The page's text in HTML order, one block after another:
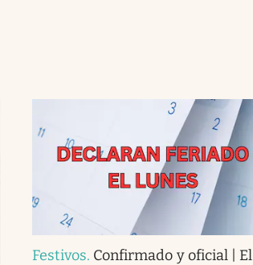
Festivos. Confirmado y oficial | El